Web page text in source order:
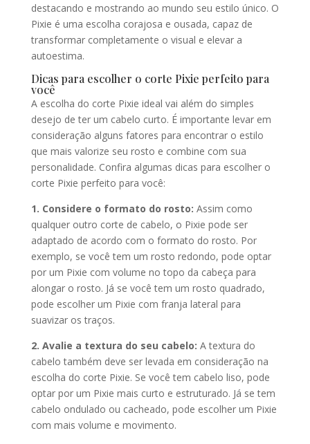
destacando e mostrando ao mundo seu estilo único. O
Pixie é uma escolha corajosa e ousada, capaz de
transformar completamente o visual e elevar a
autoestima.
Dicas para escolher o corte Pixie perfeito para
você
A escolha do corte Pixie ideal vai além do simples
desejo de ter um cabelo curto. É importante levar em
consideração alguns fatores para encontrar o estilo
que mais valorize seu rosto e combine com sua
personalidade. Confira algumas dicas para escolher o
corte Pixie perfeito para você:
1. Considere o formato do rosto: Assim como
qualquer outro corte de cabelo, o Pixie pode ser
adaptado de acordo com o formato do rosto. Por
exemplo, se você tem um rosto redondo, pode optar
por um Pixie com volume no topo da cabeça para
alongar o rosto. Já se você tem um rosto quadrado,
pode escolher um Pixie com franja lateral para
suavizar os traços.
2. Avalie a textura do seu cabelo: A textura do
cabelo também deve ser levada em consideração na
escolha do corte Pixie. Se você tem cabelo liso, pode
optar por um Pixie mais curto e estruturado. Já se tem
cabelo ondulado ou cacheado, pode escolher um Pixie
com mais volume e movimento.